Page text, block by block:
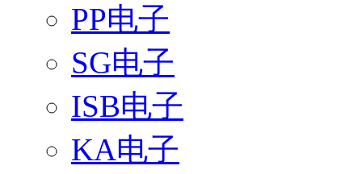
PP电子
SG电子
ISB电子
KA电子